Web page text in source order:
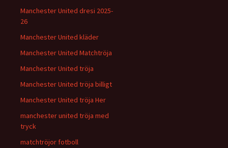
Manchester United dresi 2025-
26
Manchester United kläder
Manchester United Matchtröja
Manchester United tröja
Manchester United tröja billigt
Manchester United tröja Her
manchester united tröja med
tryck
matchtröjor fotboll